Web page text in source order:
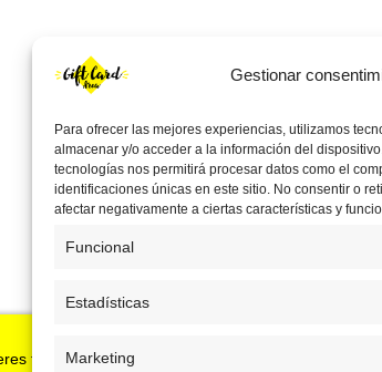
Gestionar
Para ofrecer las mejores experiencias, utilizamos
almacenar y/o acceder a la información del
tecnologías nos permitirá procesar datos como el
identificaciones únicas en este sitio. No consentir o
afectar negativamente a ciertas características y
Funcional
Estadísticas
Marketing
tenernos en tu negocio?